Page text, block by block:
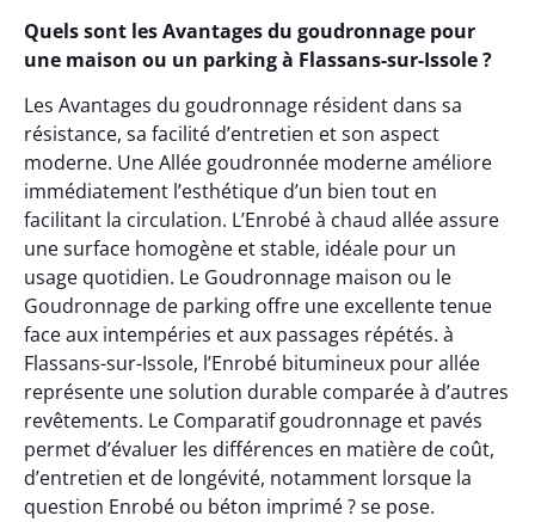
Quels sont les Avantages du goudronnage pour
une maison ou un parking à Flassans-sur-Issole ?
Les Avantages du goudronnage résident dans sa
résistance, sa facilité d’entretien et son aspect
moderne. Une Allée goudronnée moderne améliore
immédiatement l’esthétique d’un bien tout en
facilitant la circulation. L’Enrobé à chaud allée assure
une surface homogène et stable, idéale pour un
usage quotidien. Le Goudronnage maison ou le
Goudronnage de parking offre une excellente tenue
face aux intempéries et aux passages répétés. à
Flassans-sur-Issole, l’Enrobé bitumineux pour allée
représente une solution durable comparée à d’autres
revêtements. Le Comparatif goudronnage et pavés
permet d’évaluer les différences en matière de coût,
d’entretien et de longévité, notamment lorsque la
question Enrobé ou béton imprimé ? se pose.